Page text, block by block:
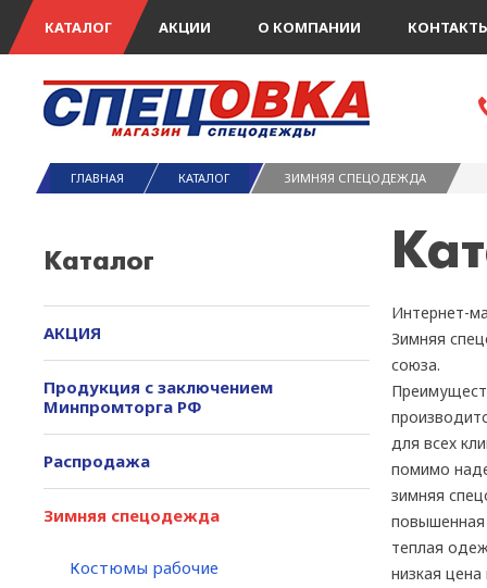
КАТАЛОГ АКЦИИ О КОМПАНИИ
ГЛАВНАЯ КАТАЛОГ ЗИМНЯЯ СПЕЦОДЕЖДА
Каталог
АКЦИЯ
Продукция с заключением
Минпромторга РФ
Распродажа
Зимняя спецодежда
Костюмы рабочие
Интернет-
Зимняя
союза.
для всех
помимо
зимняя
повышенная
теплая
низкая